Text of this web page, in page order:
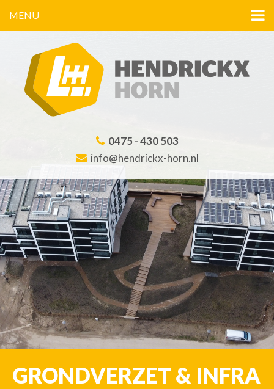
MENU
0475 - 430 503
info@hendrickx-horn.nl
GRONDVERZET & INFRA